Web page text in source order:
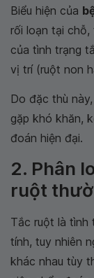
Biểu hiện của
rối loạn tại
của tình trạng
vị trí (ruột non
Do đặc thù
gặp khó khăn,
đoán hiện đại.
2. Phân
ruột
Tắc ruột là tình
tính, tuy nhiên
khác nhau tùy